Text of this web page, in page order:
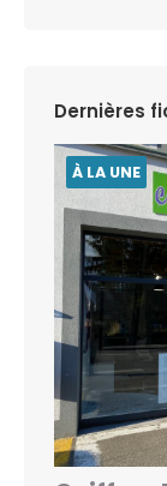
Dernières
À LA UNE